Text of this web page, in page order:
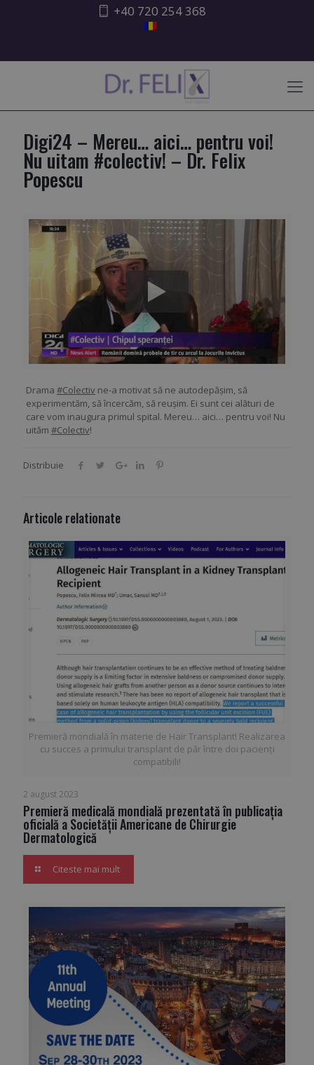
+40 720 254 368
Digi24 – Mereu… aici… pentru voi!
Nu uitam #colectiv! – Dr. Felix
Popescu
Drama #Colectivne-a motivat să ne autodepăşim, să
experimentăm, să încercăm, să reuşim. Ei sunt cei alături de
care vom inaugura primul spital. Mereu… aici… pentru voi! Nu
uităm #Colectiv!
Distribuie
Articole relationate
Premieră mondială în materie de Hair Transplant! Realizarea
cu succes a primului transplant de păr între doi pacienţi
compatibili!
2 august 2023
Premieră medicală mondială prezentată în publicaţia
oficială a Societății Americane de Chirurgie
Dermatologică
Citeste mai mult